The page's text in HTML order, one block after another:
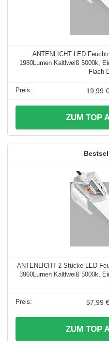
ANTENLICHT LED
1980Lumen Kaltlweiß 5000k,
Flach
19,99 €
ZUM TOP
ANTENLICHT 2 Stücke LED
3960Lumen Kaltlweiß 5000k,
57,99 €
ZUM TOP